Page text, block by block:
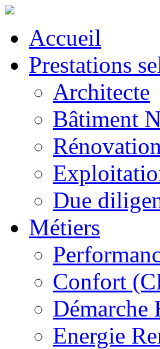
Accueil
Prestations
Architecte
Bâtiment
Due
Métiers
Confort
Démarche
Energie